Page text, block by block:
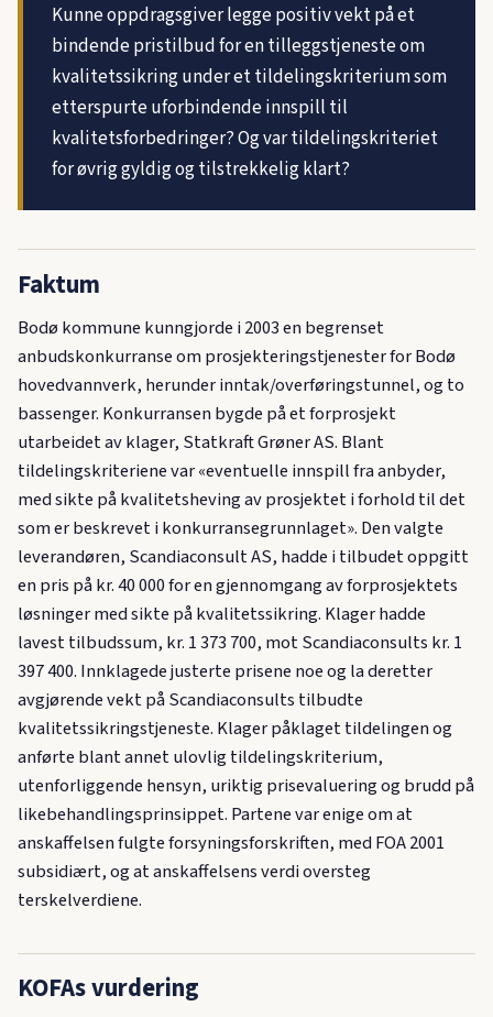
Kunne oppdragsgiver legge positiv vekt på et
bindende pristilbud for en tilleggstjeneste om
kvalitetssikring under et tildelingskriterium som
etterspurte uforbindende innspill til
kvalitetsforbedringer? Og var tildelingskriteriet
for øvrig gyldig og tilstrekkelig klart?
Faktum
Bodø kommune kunngjorde i 2003 en begrenset
anbudskonkurranse om prosjekteringstjenester for Bodø
hovedvannverk, herunder inntak/overføringstunnel, og to
bassenger. Konkurransen bygde på et forprosjekt
utarbeidet av klager, Statkraft Grøner AS. Blant
tildelingskriteriene var «eventuelle innspill fra anbyder,
med sikte på kvalitetsheving av prosjektet i forhold til det
som er beskrevet i konkurransegrunnlaget». Den valgte
leverandøren, Scandiaconsult AS, hadde i tilbudet oppgitt
en pris på kr. 40 000 for en gjennomgang av forprosjektets
løsninger med sikte på kvalitetssikring. Klager hadde
lavest tilbudssum, kr. 1 373 700, mot Scandiaconsults kr. 1
397 400. Innklagede justerte prisene noe og la deretter
avgjørende vekt på Scandiaconsults tilbudte
kvalitetssikringstjeneste. Klager påklaget tildelingen og
anførte blant annet ulovlig tildelingskriterium,
utenforliggende hensyn, uriktig prisevaluering og brudd på
likebehandlingsprinsippet. Partene var enige om at
anskaffelsen fulgte forsyningsforskriften, med FOA 2001
subsidiært, og at anskaffelsens verdi oversteg
terskelverdiene.
KOFAs vurdering